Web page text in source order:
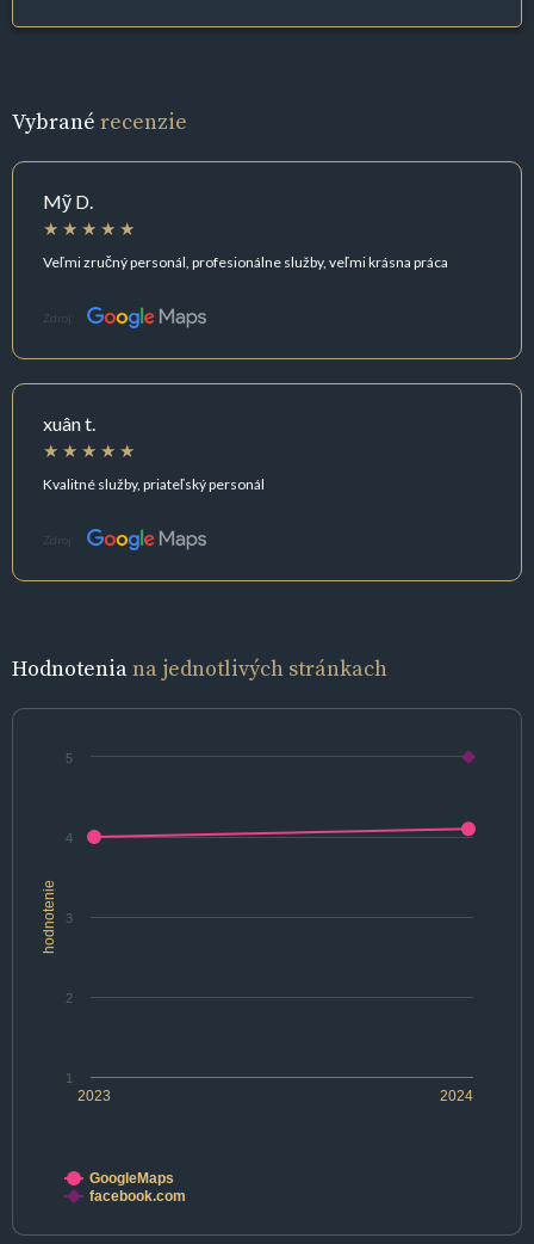
Vybrané recenzie
Mỹ D.
Veľmi zručný personál, profesionálne služby, veľmi krásna práca
Zdroj:
xuân t.
Kvalitné služby, priateľský personál
Zdroj:
Hodnoteniana jednotlivých stránkach
hodnotenie
2023 2024
1
2
3
4
5
GoogleMaps
facebook.com